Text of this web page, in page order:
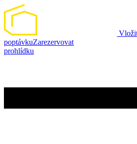
poptávkuZarezervovat
prohlídku